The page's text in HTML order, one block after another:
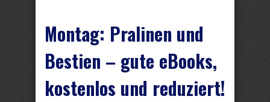
Montag: Pralinen und
Bestien – gute eBooks,
kostenlos und reduziert!